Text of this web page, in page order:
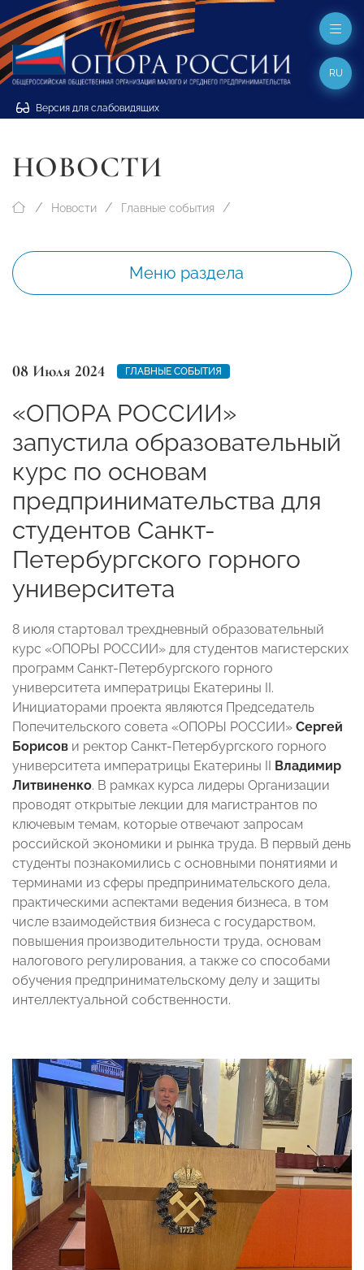
Версия для слабовидящих
RU
НОВОСТИ
Новости Главные события
Меню раздела
08 Июля 2024 ГЛАВНЫЕ СОБЫТИЯ
«ОПОРА РОССИИ»
запустила образовательный
курс по основам
предпринимательства для
студентов Санкт-
Петербургского горного
университета
8 июля стартовал трехдневный образовательный
курс «ОПОРЫ РОССИИ» для студентов магистерских
программ Санкт-Петербургского горного
университета императрицы Екатерины II.
Инициаторами проекта являются Председатель
Попечительского совета «ОПОРЫ РОССИИ» Сергей
Борисов и ректор Санкт-Петербургского горного
университета императрицы Екатерины II Владимир
Литвиненко. В рамках курса лидеры Организации
проводят открытые лекции для магистрантов по
ключевым темам, которые отвечают запросам
российской экономики и рынка труда. В первый день
студенты познакомились с основными понятиями и
терминами из сферы предпринимательского дела,
практическими аспектами ведения бизнеса, в том
числе взаимодействия бизнеса с государством,
повышения производительности труда, основам
налогового регулирования, а также со способами
обучения предпринимательскому делу и защиты
интеллектуальной собственности.